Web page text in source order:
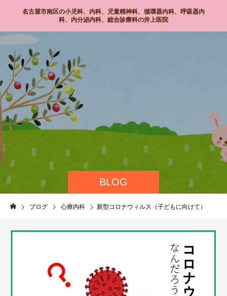
名古屋市南区の小児科、内科、児童精神科、循環器内科、呼吸器内
科、内分泌内科、総合診療科の井上医院
BLOG
ブログ 心療内科 新型コロナウィルス（子どもに向けて）